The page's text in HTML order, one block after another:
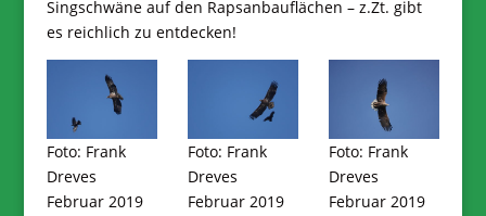
Singschwäne auf den Rapsanbauflächen – z.Zt. gibt
es reichlich zu entdecken!
Foto: Frank
Dreves
Februar 2019
Foto: Frank
Dreves
Februar 2019
Foto: Frank
Dreves
Februar 2019